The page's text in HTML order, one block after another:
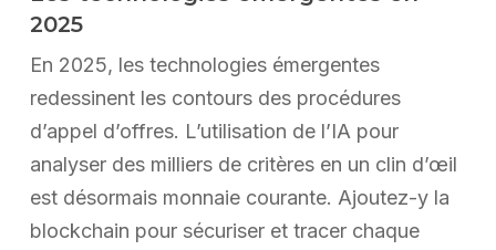
2025
En 2025, les technologies émergentes
redessinent les contours des procédures
d’appel d’offres. L’utilisation de l’IA pour
analyser des milliers de critères en un clin d’œil
est désormais monnaie courante. Ajoutez-y la
blockchain pour sécuriser et tracer chaque